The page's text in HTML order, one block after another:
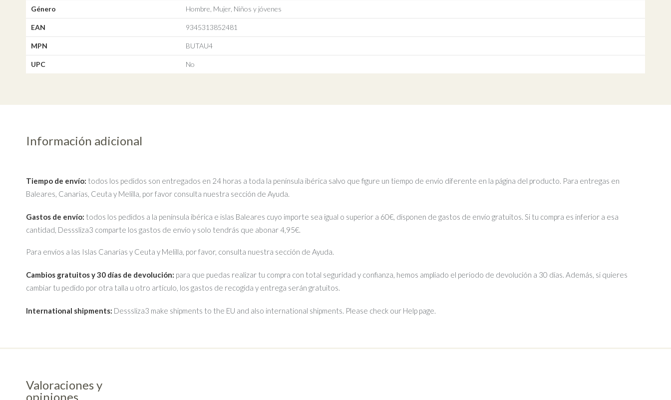
Género Hombre, Mujer, Niños y jóvenes
EAN 9345313852481
MPN BUTAU4
UPC No
Información adicional
Tiempo de envío: todos los pedidos son entregados en 24 horas a toda la península ibérica salvo que figure un tiempo de envío diferente en la página del producto. Para entregas en
Baleares, Canarias, Ceuta y Melilla, por favor consulta nuestra sección de Ayuda.
Gastos de envío: todos los pedidos a la península ibérica e islas Baleares cuyo importe sea igual o superior a 60€, disponen de gastos de envío gratuitos. Si tu compra es inferior a esa
cantidad, Desssliza3 comparte los gastos de envío y solo tendrás que abonar 4,95€.
Para envíos a las Islas Canarias y Ceuta y Melilla, por favor, consulta nuestra sección de Ayuda.
Cambios gratuitos y 30 días de devolución: para que puedas realizar tu compra con total seguridad y confianza, hemos ampliado el periodo de devolución a 30 días. Además, si quieres
cambiar tu pedido por otra talla u otro artículo, los gastos de recogida y entrega serán gratuitos.
International shipments: Desssliza3 make shipments to the EU and also international shipments. Please check our Help page.
Valoraciones y
opiniones